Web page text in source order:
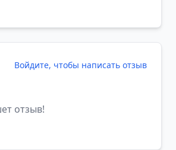
Войдите, чтобы написать отзыв
отзыв!